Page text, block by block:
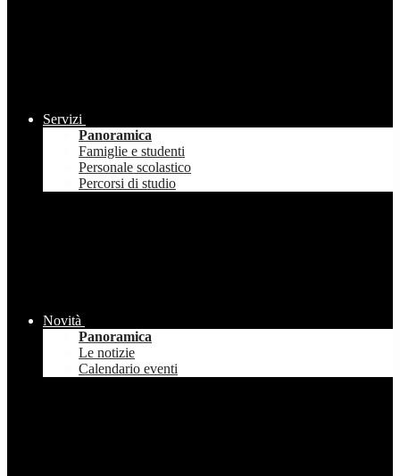
Servizi
Panoramica
Famiglie e studenti
Personale scolastico
Percorsi di studio
Novità
Panoramica
Le notizie
Calendario eventi